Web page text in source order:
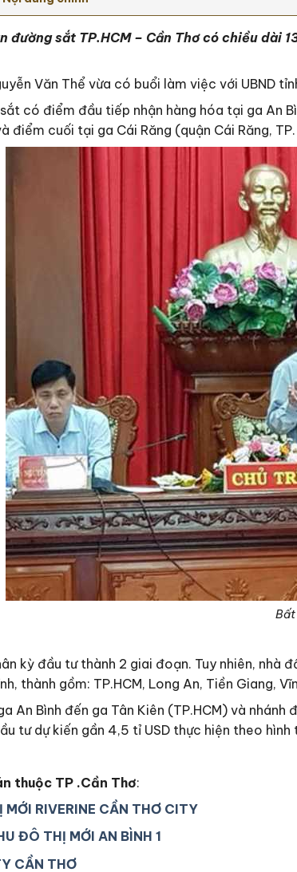
đường sắt TP.HCM – Cần Thơ có chiều dài
Văn Thể vừa có buổi làm việc với UBND
có điểm đầu tiếp nhận hàng hóa tại ga An
điểm cuối tại ga Cái Răng (quận Cái Răng,
Bất
kỳ đầu tư thành 2 giai đoạn. Tuy nhiên, nhà
thành gồm: TP.HCM, Long An, Tiền Giang,
An Bình đến ga Tân Kiên (TP.HCM) và
tư dự kiến gần 4,5 tỉ USD thực hiện theo hình
thuộc TP .Cần Thơ:
MỚI RIVERINE CẦN THƠ CITY
ĐÔ THỊ MỚI AN BÌNH 1
CẦN THƠ